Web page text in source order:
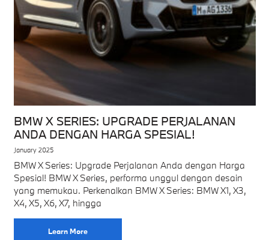
BMW X SERIES: UPGRADE PERJALANAN
ANDA DENGAN HARGA SPESIAL!
January 2025
BMW X Series: Upgrade Perjalanan Anda dengan Harga
Spesial! BMW X Series, performa unggul dengan desain
yang memukau. Perkenalkan BMW X Series: BMW X1, X3,
X4, X5, X6, X7, hingga
Learn More